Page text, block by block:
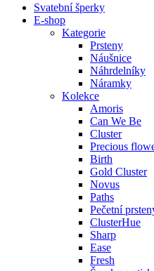
Svatební šperky
E-shop
Kategorie
Prsteny
Náušnice
Náhrdelníky
Náramky
Kolekce
Amoris
Can We Be
Cluster
Precious
Birth
Gold Cluster
Novus
Paths
Pečetní
ClusterHue
Sharp
Ease
Fresh